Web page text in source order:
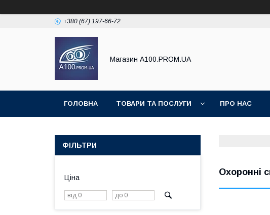
+380 (67) 197-66-72
Магазин A100.PROM.UA
ГОЛОВНА ТОВАРИ ТА ПОСЛУГИ ПРО НАС
Охоронні
ФІЛЬТРИ
Ціна